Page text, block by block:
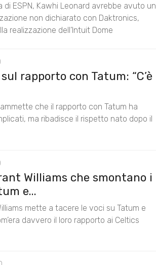
di ESPN, Kawhi Leonard avrebbe avuto un
non dichiarato con Daktronics,
realizzazione dell’Intuit Dome
rapporto con Tatum: “C’è
ammette che il rapporto con Tatum ha
ma ribadisce il rispetto nato dopo il
Williams che smontano i
e...
mette a tacere le voci su Tatum e
davvero il loro rapporto ai Celtics